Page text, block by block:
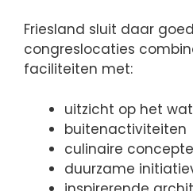
Friesland sluit daar
congreslocaties
faciliteiten met:
uitzicht op het
buitenactiviteiten
culinaire
duurzame